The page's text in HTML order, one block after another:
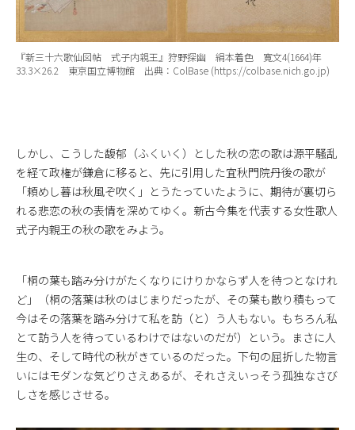
『新三十六歌仙図帖 式子内親王』狩野探幽 絹本着色 寛文4(1664)年
33.3×26.2 東京国立博物館 出典：ColBase (https://colbase.nich.go.jp)
しかし、こうした馥郁（ふくいく）とした秋の恋の歌は源平騒乱
を経て政権が鎌倉に移ると、先に引用した宜秋門院丹後の歌が
「頼めし暮は秋風ぞ吹く」とうたっていたように、期待が裏切ら
れる悲恋の秋の表情を深めてゆく。新古今集を代表する女性歌人
式子内親王の秋の歌をみよう。
「桐の葉も踏み分けがたくなりにけりかならず人を待つとなけれ
ど」（桐の落葉は秋のはじまりだったが、その葉も散り積もって
今はその落葉を踏み分けて私を訪（と）う人もない。もちろん私
とて訪う人を待っているわけではないのだが）という。まさに人
生の、そして時代の秋がきているのだった。下句の屈折した物言
いにはモダンな気どりさえあるが、それさえいっそう孤独なさび
しさを感じさせる。